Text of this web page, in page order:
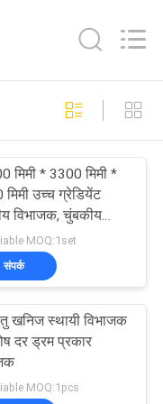
मशीन
158
95
मिमी * 3300 मिमी *
उच्च ग्रेडियेंट
विभाजक, चुंबकीय
आईएसओ 9 001
MOQ:1set
संपर्क
खनिज स्थायी विभाजक
दर ड्रम प्रकार
MOQ:1pcs